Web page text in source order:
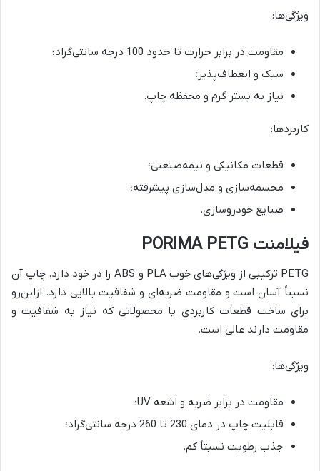
ویژگی‌ها:
مقاومت در برابر حرارت تا حدود 100 درجه سانتی‌گراد؛
سبک و انعطاف‌پذیر؛
نیاز به بستر گرم و محفظه چاپ.
کاربردها:
قطعات مکانیکی و نیمه‌صنعتی؛
مجسمه‌سازی و مدل‌سازی پیشرفته؛
صنایع خودروسازی.
فیلامنت PORIMA PETG
PETG ترکیبی از ویژگی‌های خوب PLA و ABS را در خود دارد. چاپ آن
نسبتاً آسان است و مقاومت ضربه‌ای و شفافیت بالایی دارد. ازاین‌رو
برای ساخت قطعات کاربردی یا محصولاتی که نیاز به شفافیت و
مقاومت دارند عالی است.
ویژگی‌ها:
مقاومت در برابر ضربه و اشعه UV؛
قابلیت چاپ در دمای 230 تا 260 درجه سانتی‌گراد؛
جذب رطوبت نسبتاً کم.